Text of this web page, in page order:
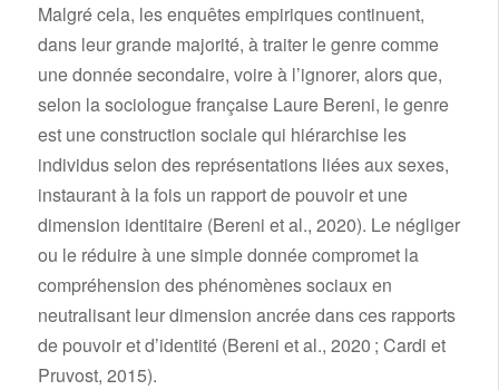
Malgré cela, les enquêtes empiriques continuent,
dans leur grande majorité, à traiter le genre comme
une donnée secondaire, voire à l’ignorer, alors que,
selon la sociologue française Laure Bereni, le genre
est une construction sociale qui hiérarchise les
individus selon des représentations liées aux sexes,
instaurant à la fois un rapport de pouvoir et une
dimension identitaire (Bereni et al., 2020). Le négliger
ou le réduire à une simple donnée compromet la
compréhension des phénomènes sociaux en
neutralisant leur dimension ancrée dans ces rapports
de pouvoir et d’identité (Bereni et al., 2020 ; Cardi et
Pruvost, 2015).